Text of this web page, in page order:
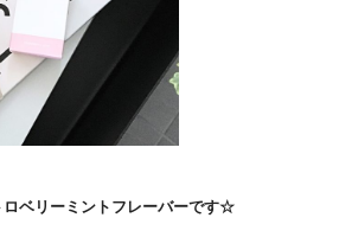
ベリーミントフレーバーです☆